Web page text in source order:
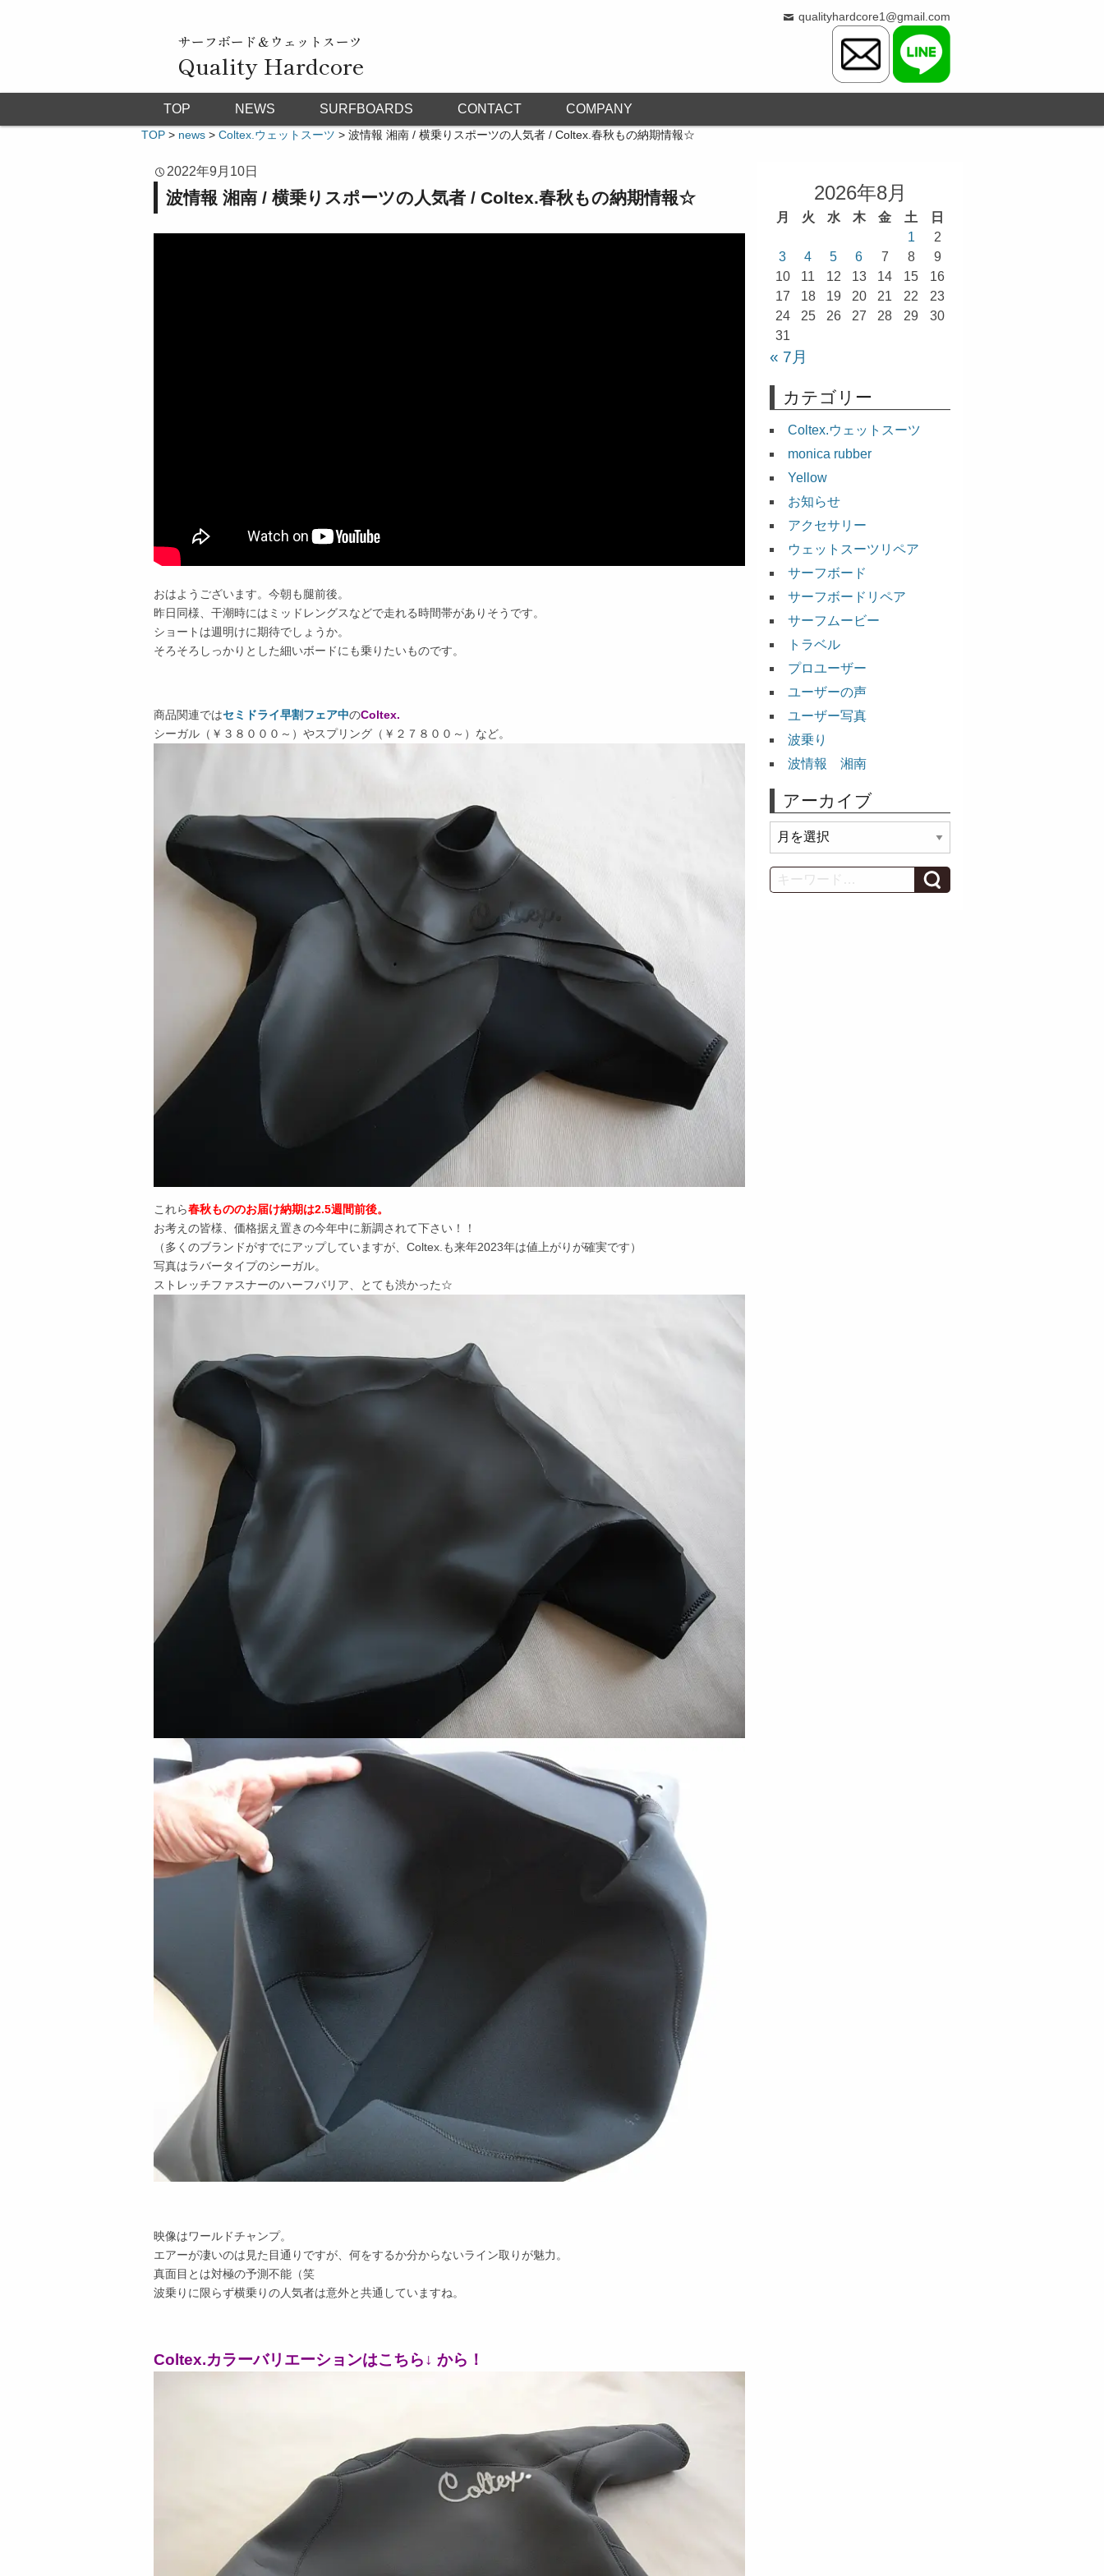
サーフボード＆ウェットスーツ
Quality Hardcore
qualityhardcore1@gmail.com
TOP NEWS SURFBOARDS CONTACT COMPANY
TOP > news > Coltex.ウェットスーツ > 波情報 湘南 / 横乗りスポーツの人気者 / Coltex.春秋もの納期情報☆
2022年9月10日
波情報 湘南 / 横乗りスポーツの人気者 / Coltex.春秋もの納期情報☆
おはようございます。今朝も腿前後。
昨日同様、干潮時にはミッドレングスなどで走れる時間帯がありそうです。
ショートは週明けに期待でしょうか。
そろそろしっかりとした細いボードにも乗りたいものです。
商品関連ではセミドライ早割フェア中のColtex.
シーガル（￥３８０００～）やスプリング（￥２７８００～）など。
これら春秋もののお届け納期は2.5週間前後。
お考えの皆様、価格据え置きの今年中に新調されて下さい！！
（多くのブランドがすでにアップしていますが、Coltex.も来年2023年は値上がりが確実です）
写真はラバータイプのシーガル。
ストレッチファスナーのハーフバリア、とても渋かった☆
映像はワールドチャンプ。
エアーが凄いのは見た目通りですが、何をするか分からないライン取りが魅力。
真面目とは対極の予測不能（笑
波乗りに限らず横乗りの人気者は意外と共通していますね。
Coltex.カラーバリエーションはこちら↓ から！
2026年8月
月 火 水 木 金 土
日
1
2
3
4 5 6 7 8
9
10
11 12 13 14 15
16
17
18 19 20 21 22
23
24
25 26 27 28 29
30
31
« 7月
カテゴリー
Coltex.ウェットスーツ
monica rubber
Yellow
お知らせ
アクセサリー
ウェットスーツリペア
サーフボード
サーフボードリペア
サーフムービー
トラベル
プロユーザー
ユーザーの声
ユーザー写真
波乗り
波情報 湘南
アーカイブ
ー
カ
イ
Search